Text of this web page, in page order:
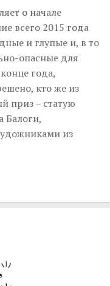
о начале
всего 2015 года
и глупые и, в то
опасные для
года,
кто же из
приз – статую
Балоги,
из